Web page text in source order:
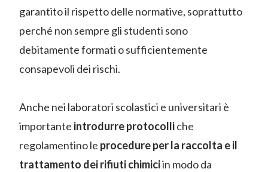
garantito il rispetto delle normative, soprattutto
perché non sempre gli studenti sono
debitamente formati o sufficientemente
consapevoli dei rischi.
Anche nei laboratori scolastici e universitari è
importante introdurre protocolliche
regolamentino le procedure per la raccolta e il
trattamento dei rifiuti chimiciin modo da